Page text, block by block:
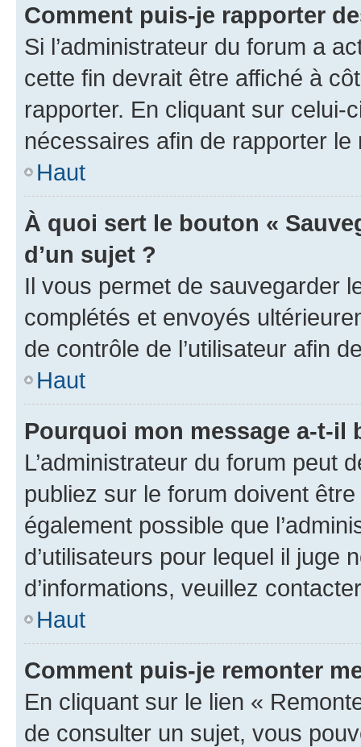
Comment puis-je rapporter
Si l’administrateur du forum a
cette fin devrait être affiché à
rapporter. En cliquant sur
nécessaires afin de rapporter le
Haut
À quoi sert le bouton «
d’un sujet ?
Il vous permet de sauvegarder
complétés et envoyés
de contrôle de l’utilisateur afin
Haut
Pourquoi mon message a-t-il
L’administrateur du forum peut
publiez sur le forum doivent
également possible que
d’utilisateurs pour lequel il juge
d’informations, veuillez
Haut
Comment puis-je remonter
En cliquant sur le lien «
de consulter un sujet, vous